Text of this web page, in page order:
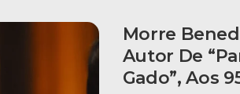
Morre
Autor De
Gado”, Aos